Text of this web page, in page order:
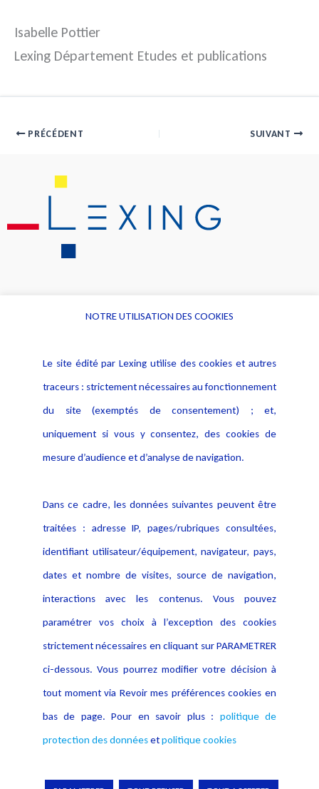
Isabelle Pottier
Lexing Département Etudes et publications
PRÉCÉDENT SUIVANT
Alerte professionnelle
Déclaration d'accessibilité
Notice Légale
Politique de protection des
données
Publications
NOTRE UTILISATION DES COOKIES
Le site édité par Lexing utilise des cookies et autres
traceurs : strictement nécessaires au fonctionnement
du site (exemptés de consentement) ; et,
uniquement si vous y consentez, des cookies de
mesure d’audience et d’analyse de navigation.
Dans ce cadre, les données suivantes peuvent être
traitées : adresse IP, pages/rubriques consultées,
identifiant utilisateur/équipement, navigateur, pays,
dates et nombre de visites, source de navigation,
interactions avec les contenus. Vous pouvez
paramétrer vos choix à l’exception des cookies
strictement nécessaires en cliquant sur PARAMETRER
ci-dessous. Vous pourrez modifier votre décision à
tout moment via Revoir mes préférences cookies en
bas de page. Pour en savoir plus : politique de
protection des donnéesetpolitique cookies